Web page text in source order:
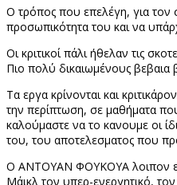
Ο τρόπος που επελέγη, για τον
προσωπικότητα του και να
Οι κριτικοί πάλι ήθελαν τις
Πιο πολύ δικαιωμένους
Τα εργα κρίνονται και
την περίπτωση, σε μαθήματα
καλούμαστε να το κανουμε οι
του, του αποτελεσματος που
O ANTOYAN ΦOYKOYA λοιπον
Μάικλ τον υπερ-ενεργητικό,